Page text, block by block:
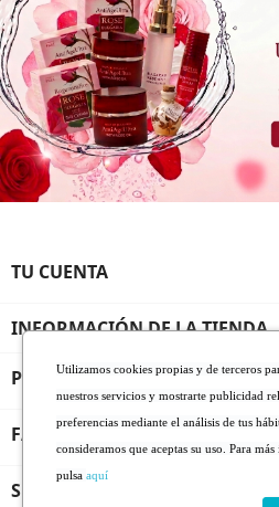
TU CUENTA
INFORMACIÓN DE LA TIENDA
PRODUCTOS
FARMALINEA ROSA DE
SERVICIO AL CLIENTE
Utilizamos cookies propias y de terceros
nuestros servicios y mostrarte publicidad
preferencias mediante el análisis de tus
consideramos que aceptas su uso. Para
pulsa aquí